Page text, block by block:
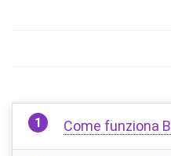
Come funziona